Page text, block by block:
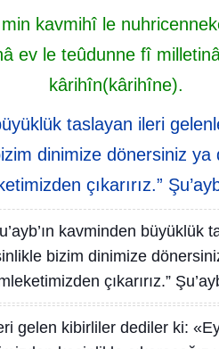
kavmihî le
ev le teûdunne fî
kârihîn(kârihîne).
taslayan ileri
dinimize dönersiniz
çıkarırız.”
kavminden
bizim dinimize
çıkarırız.”
gelen kibirliler dediler ki: